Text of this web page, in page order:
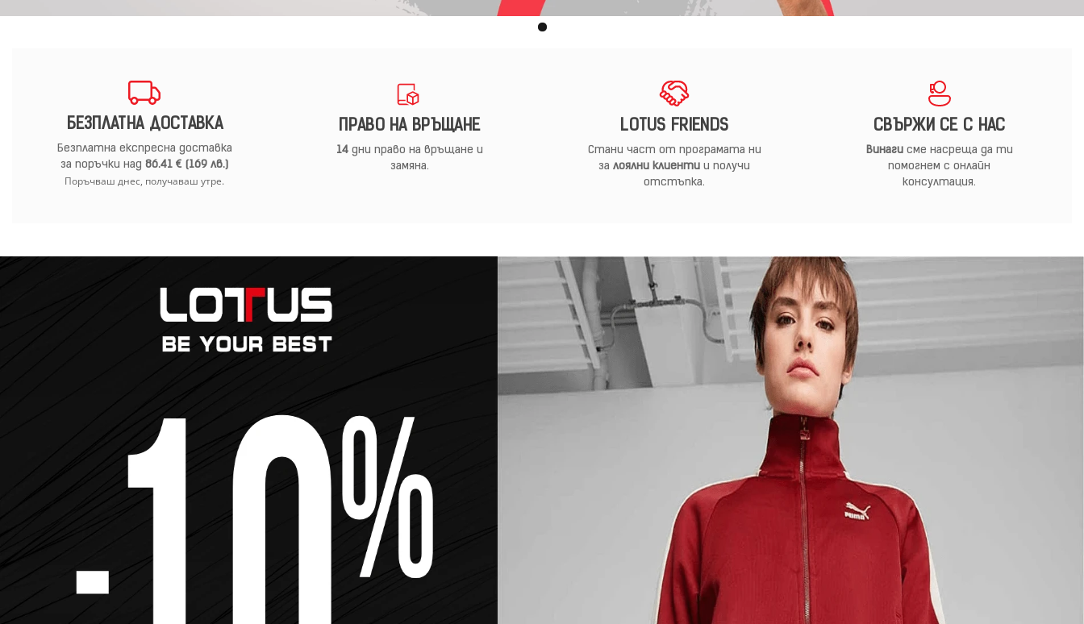
БЕЗПЛАТНА ДОСТАВКА
Безплатна експресна доставка
за поръчки над86.41 € (169 лв.)
Поръчваш днес, получаваш утре.
ПРАВО НА ВРЪЩАНЕ
14дни право на връщане и
замяна.
LOTUS FRIENDS
Стани част от програмата ни
залоялни клиенти и получи
отстъпка.
СВЪРЖИ СЕ С НАС
Винагисме насреща да ти
помогнем с онлайн
консултация.